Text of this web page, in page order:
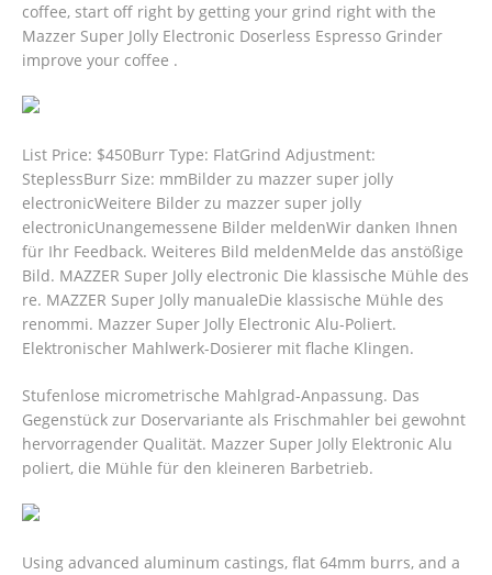
coffee, start off right by getting your grind right with the
Mazzer Super Jolly Electronic Doserless Espresso Grinder
improve your coffee .
List Price‎: ‎$450Burr Type‎: ‎FlatGrind Adjustment‎:
‎SteplessBurr Size‎: ‎mmBilder zu mazzer super jolly
electronicWeitere Bilder zu mazzer super jolly
electronicUnangemessene Bilder meldenWir danken Ihnen
für Ihr Feedback. Weiteres Bild meldenMelde das anstößige
Bild. MAZZER Super Jolly electronic Die klassische Mühle des
re. MAZZER Super Jolly manualeDie klassische Mühle des
renommi. Mazzer Super Jolly Electronic Alu-Poliert.
Elektronischer Mahlwerk-Dosierer mit flache Klingen.
Stufenlose micrometrische Mahlgrad-Anpassung. Das
Gegenstück zur Doservariante als Frischmahler bei gewohnt
hervorragender Qualität. Mazzer Super Jolly Elektronic Alu
poliert, die Mühle für den kleineren Barbetrieb.
Using advanced aluminum castings, flat 64mm burrs, and a